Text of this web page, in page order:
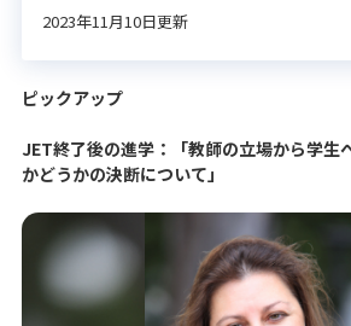
2023年11月10日更新
ピックアップ
JET終了後の進学：「教師の立場から学
かどうかの決断について」